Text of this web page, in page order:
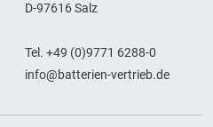
D-97616 Salz
Tel. +49 (0)9771 6288-0
info@batterien-vertrieb.de